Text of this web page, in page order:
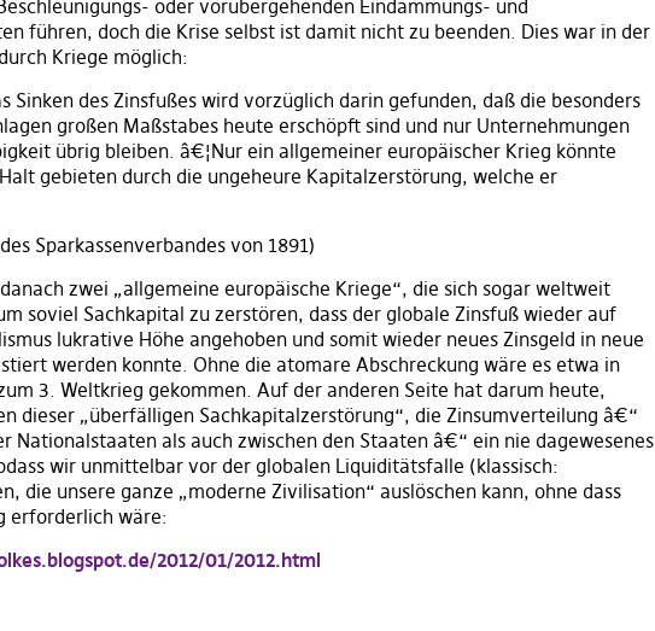
oder vorübergehenden Eindämmungs- und
führen, doch die Krise selbst ist damit nicht zu beenden. Dies war in der
Kriege möglich:
Sinken des Zinsfußes wird vorzüglich darin gefunden, daß die besonders
großen Maßstabes heute erschöpft sind und nur Unternehmungen
übrig bleiben. â€¦Nur ein allgemeiner europäischer Krieg könnte
gebieten durch die ungeheure Kapitalzerstörung, welche er
Sparkassenverbandes von 1891)
zwei „allgemeine europäische Kriege“, die sich sogar weltweit
soviel Sachkapital zu zerstören, dass der globale Zinsfuß wieder auf
lukrative Höhe angehoben und somit wieder neues Zinsgeld in neue
werden konnte. Ohne die atomare Abschreckung wäre es etwa in
3. Weltkrieg gekommen. Auf der anderen Seite hat darum heute,
dieser „überfälligen Sachkapitalzerstörung“, die Zinsumverteilung â€“
Nationalstaaten als auch zwischen den Staaten â€“ ein nie dagewesenes
wir unmittelbar vor der globalen Liquiditätsfalle (klassisch:
die unsere ganze „moderne Zivilisation“ auslöschen kann, ohne dass
erforderlich wäre:
2012/01/2012.html